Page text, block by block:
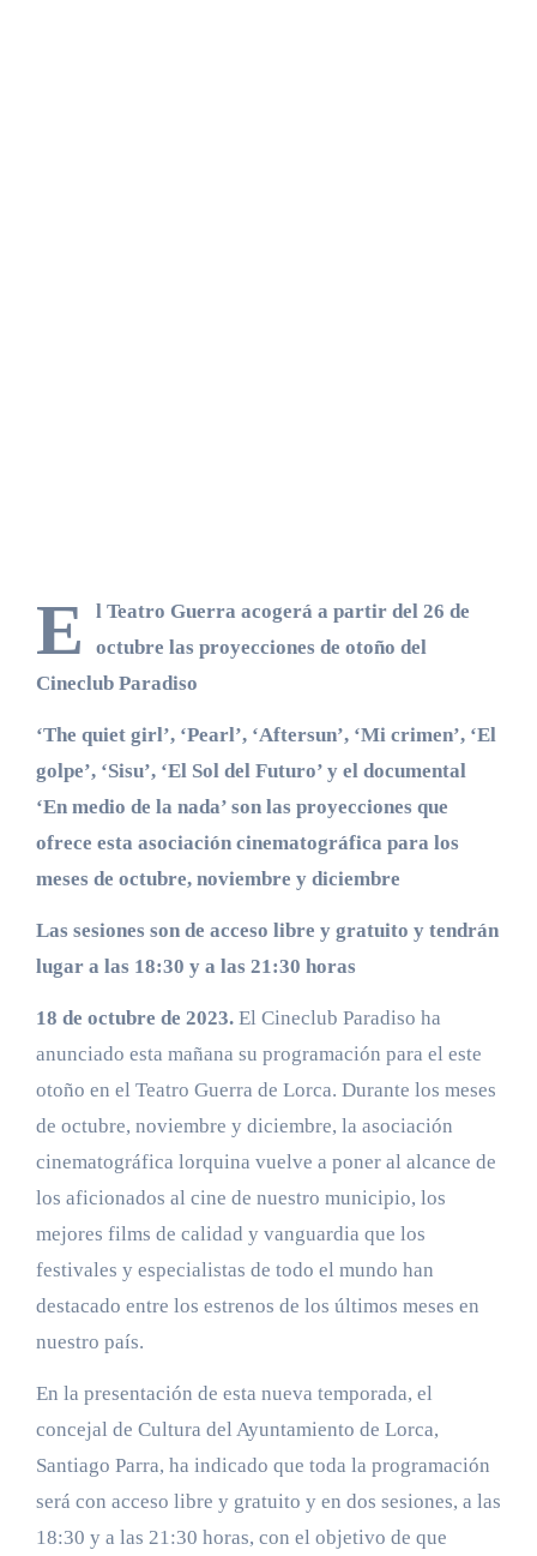
E
l Teatro Guerra acogerá a partir del 26 de
octubre las proyecciones de otoño del
Cineclub Paradiso
‘The quiet girl’, ‘Pearl’, ‘Aftersun’, ‘Mi crimen’, ‘El
golpe’, ‘Sisu’, ‘El Sol del Futuro’ y el documental
‘En medio de la nada’ son las proyecciones que
ofrece esta asociación cinematográfica para los
meses de octubre, noviembre y diciembre
Las sesiones son de acceso libre y gratuito y tendrán
lugar a las 18:30 y a las 21:30 horas
18 de octubre de 2023.El Cineclub Paradiso ha
anunciado esta mañana su programación para el este
otoño en el Teatro Guerra de Lorca. Durante los meses
de octubre, noviembre y diciembre, la asociación
cinematográfica lorquina vuelve a poner al alcance de
los aficionados al cine de nuestro municipio, los
mejores films de calidad y vanguardia que los
festivales y especialistas de todo el mundo han
destacado entre los estrenos de los últimos meses en
nuestro país.
En la presentación de esta nueva temporada, el
concejal de Cultura del Ayuntamiento de Lorca,
Santiago Parra, ha indicado que toda la programación
será con acceso libre y gratuito y en dos sesiones, a las
18:30 y a las 21:30 horas, con el objetivo de que